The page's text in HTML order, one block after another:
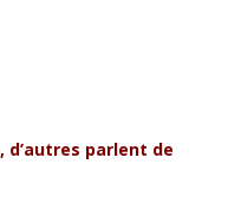
d’autres parlent de